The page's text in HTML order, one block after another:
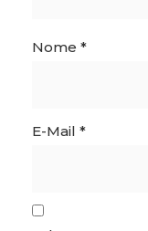
Nome *
E-Mail *
personalizado e